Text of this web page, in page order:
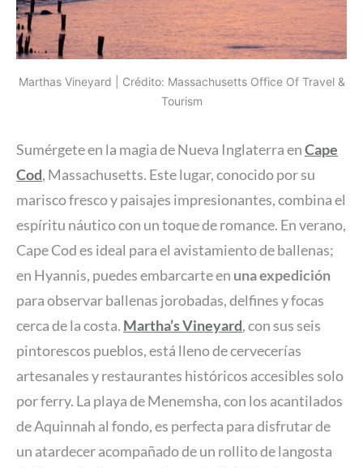
Marthas Vineyard | Crédito: Massachusetts Office Of Travel &
Tourism
Sumérgete en la magia de Nueva Inglaterra enCape
Cod, Massachusetts. Este lugar, conocido por su
marisco fresco y paisajes impresionantes, combina el
espíritu náutico con un toque de romance. En verano,
Cape Cod es ideal para el avistamiento de ballenas;
en Hyannis, puedes embarcarte en una expedición
para observar ballenas jorobadas, delfines y focas
cerca de la costa. Martha’s Vineyard, con sus seis
pintorescos pueblos, está lleno de cervecerías
artesanales y restaurantes históricos accesibles solo
por ferry. La playa de Menemsha, con los acantilados
de Aquinnah al fondo, es perfecta para disfrutar de
un atardecer acompañado de un rollito de langosta